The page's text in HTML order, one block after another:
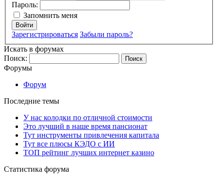
Пароль:
Запомнить меня
Войти
Зарегистрироваться Забыли пароль?
Искать в форумах
Поиск:
Форумы
Форум
Последние темы
У нас колодки по отличной стоимости
Это лучший в наше время пансионат
Тут инструменты привлечения капитала
Тут все плюсы КЭДО с ИИ
ТОП рейтинг лучших интернет казино
Статистика форума